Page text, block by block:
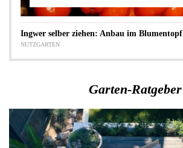
Ingwer selber ziehen: Anbau im Blumentopf
NUTZGARTEN
Garten-Ratgeber